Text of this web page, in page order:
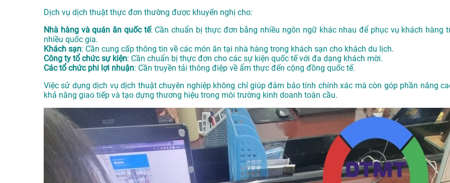
Dịch vụ dịch thuật thực đơn thường được khuyến nghị cho:
Nhà hàng và quán ăn quốc tế: Cần chuẩn bị thực đơn bằng nhiều ngôn ngữ khác nhau để phục vụ khách hàng
nhiều quốc gia.
Khách sạn: Cần cung cấp thông tin về các món ăn tại nhà hàng trong khách sạn cho khách du lịch.
Công ty tổ chức sự kiện: Cần chuẩn bị thực đơn cho các sự kiện quốc tế với đa dạng khách mời.
Các tổ chức phi lợi nhuận: Cần truyền tải thông điệp về ẩm thực đến cộng đồng quốc tế.
Việc sử dụng dịch vụ dịch thuật chuyên nghiệp không chỉ giúp đảm bảo tính chính xác mà còn góp phần nâng
khả năng giao tiếp và tạo dựng thương hiệu trong môi trường kinh doanh toàn cầu.